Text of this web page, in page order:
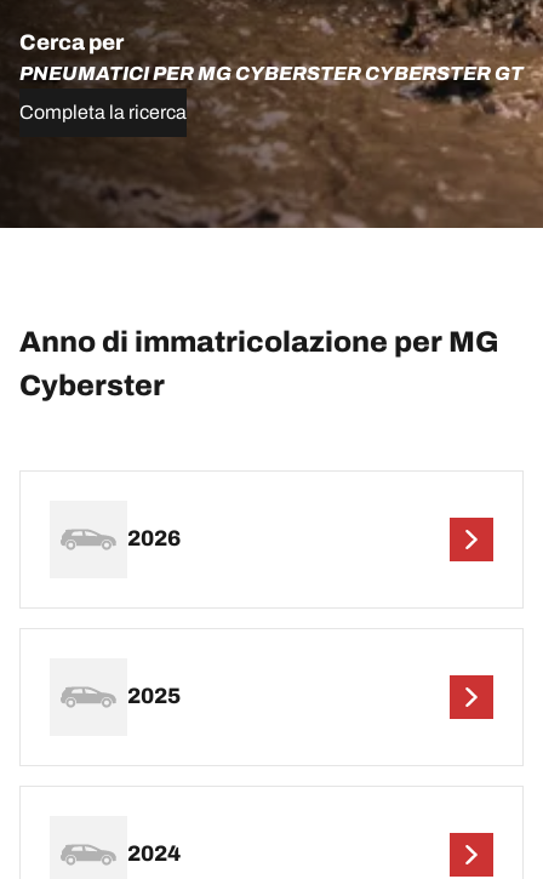
Cerca per
PNEUMATICI PER MG CYBERSTER CYBERSTER GT
Completa la ricerca
Anno di immatricolazione per MG
Cyberster
2026
2025
2024